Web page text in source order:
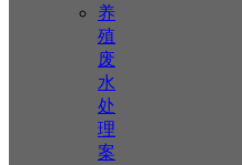
养
殖
废
水
处
理
案